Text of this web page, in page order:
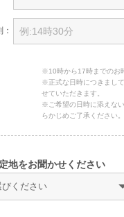
※10時から17時までのお
※正式な日時につきまし
せていただきます。
※ご希望の日時に添えな
らかじめご了承ください。
地をお聞かせください